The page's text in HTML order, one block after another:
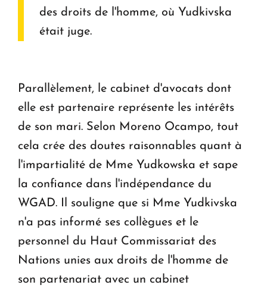
des droits de l'homme, où Yudkivska
était juge.
Parallèlement, le cabinet d'avocats dont
elle est partenaire représente les intérêts
de son mari. Selon Moreno Ocampo, tout
cela crée des doutes raisonnables quant à
l'impartialité de Mme Yudkowska et sape
la confiance dans l'indépendance du
WGAD. Il souligne que si Mme Yudkivska
n'a pas informé ses collègues et le
personnel du Haut Commissariat des
Nations unies aux droits de l'homme de
son partenariat avec un cabinet